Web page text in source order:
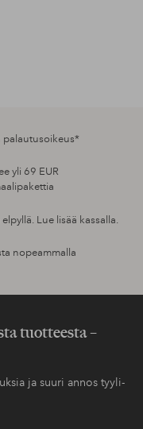
palautusoikeus*
yli 69 EUR
Lue lisää kassalla.
nopeammalla
tuotteesta –
ja suuri annos tyyli-